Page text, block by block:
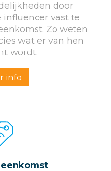
door
influencer vast te
Zo weten
wat er van hen
wordt.
info